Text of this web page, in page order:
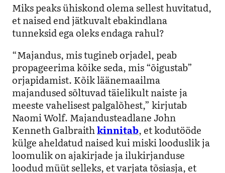
Miks peaks ühiskond olema sellest huvitatud,
et naised end jätkuvalt ebakindlana
tunneksid ega oleks endaga rahul?
“Majandus, mis tugineb orjadel, peab
propageerima kõike seda, mis “õigustab”
orjapidamist. Kõik läänemaailma
majandused sõltuvad täielikult naiste ja
meeste vahelisest palgalõhest,” kirjutab
Naomi Wolf. Majandusteadlane John
Kenneth Galbraithkinnitab, et kodutööde
külge aheldatud naised kui miski looduslik ja
loomulik on ajakirjade ja ilukirjanduse
loodud müüt selleks, et varjata tõsiasja, et